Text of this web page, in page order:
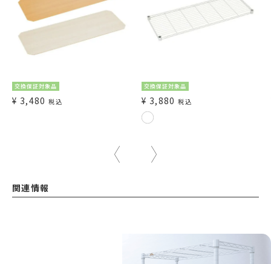
交換保証対象品
¥ 3,480 税込
交換保証対象品
¥ 3,880 税込
関連情報